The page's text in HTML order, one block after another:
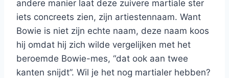
andere manier laat deze zuivere martiale ster
iets concreets zien, zijn artiestennaam. Want
Bowie is niet zijn echte naam, deze naam koos
hij omdat hij zich wilde vergelijken met het
beroemde Bowie-mes, “dat ook aan twee
kanten snijdt”. Wil je het nog martialer hebben?